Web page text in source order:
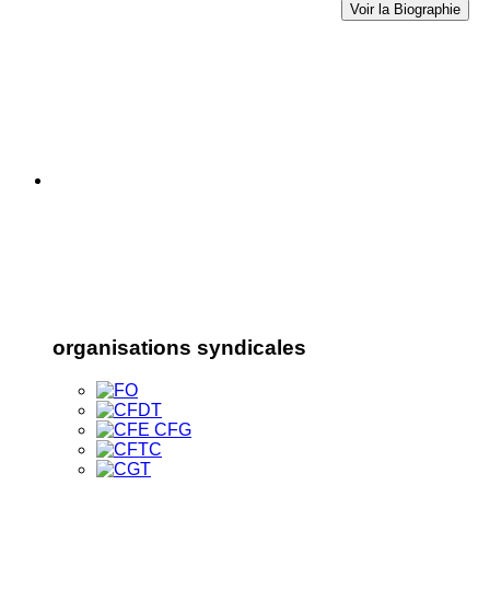
Voir la Biographie
organisations syndicales